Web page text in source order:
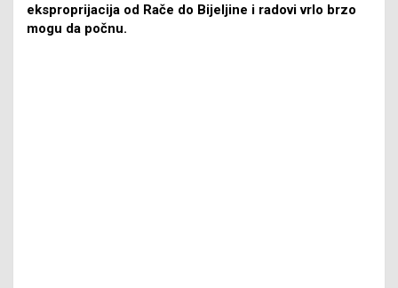
eksproprijacija od Rače do Bijeljine i radovi vrlo brzo
mogu da počnu.